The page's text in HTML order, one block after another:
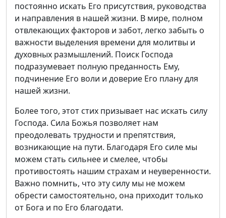
постоянно искать Его присутствия, руководства
и направления в нашей жизни. В мире, полном
отвлекающих факторов и забот, легко забыть о
важности выделения времени для молитвы и
духовных размышлений. Поиск Господа
подразумевает полную преданность Ему,
подчинение Его воли и доверие Его плану для
нашей жизни.
Более того, этот стих призывает нас искать силу
Господа. Сила Божья позволяет нам
преодолевать трудности и препятствия,
возникающие на пути. Благодаря Его силе мы
можем стать сильнее и смелее, чтобы
противостоять нашим страхам и неуверенности.
Важно помнить, что эту силу мы не можем
обрести самостоятельно, она приходит только
от Бога и по Его благодати.